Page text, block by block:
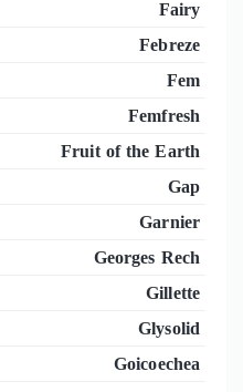
Fairy
Febreze
Fem
Femfresh
Fruit of the Earth
Gap
Garnier
Georges Rech
Gillette
Glysolid
Goicoechea